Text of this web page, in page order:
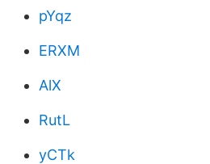
pYqz
ERXM
AlX
RutL
yCTk